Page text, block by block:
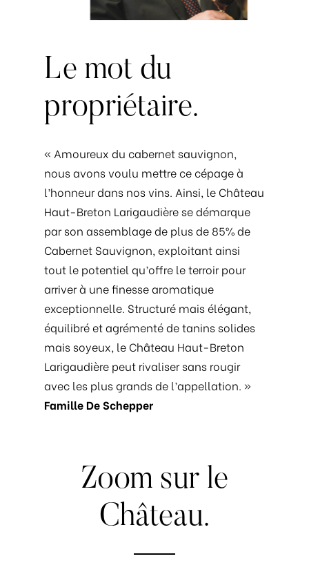
Le mot du
propriétaire.
« Amoureux du cabernet sauvignon,
nous avons voulu mettre ce cépage à
l’honneur dans nos vins. Ainsi, le Château
Haut-Breton Larigaudière se démarque
par son assemblage de plus de 85% de
Cabernet Sauvignon, exploitant ainsi
tout le potentiel qu’offre le terroir pour
arriver à une finesse aromatique
exceptionnelle. Structuré mais élégant,
équilibré et agrémenté de tanins solides
mais soyeux, le Château Haut-Breton
Larigaudière peut rivaliser sans rougir
avec les plus grands de l’appellation. »
Famille De Schepper
Zoom sur le
Château.